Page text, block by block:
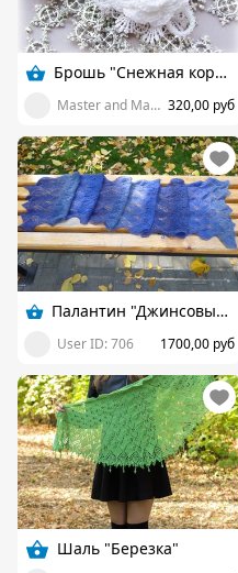
Брошь "Снежная королева"
Master and Margarita 320,00 руб
Палантин "Джинсовые вихри"
User ID: 706 1700,00 руб
Шаль "Березка"